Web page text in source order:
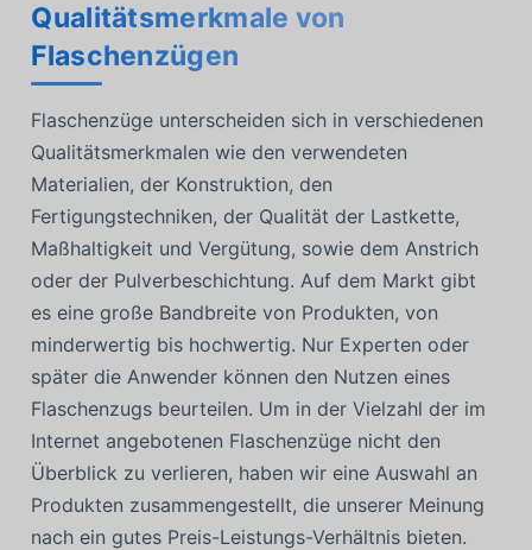
Qualitätsmerkmale von
Flaschenzügen
Flaschenzüge unterscheiden sich in verschiedenen
Qualitätsmerkmalen wie den verwendeten
Materialien, der Konstruktion, den
Fertigungstechniken, der Qualität der Lastkette,
Maßhaltigkeit und Vergütung, sowie dem Anstrich
oder der Pulverbeschichtung. Auf dem Markt gibt
es eine große Bandbreite von Produkten, von
minderwertig bis hochwertig. Nur Experten oder
später die Anwender können den Nutzen eines
Flaschenzugs beurteilen. Um in der Vielzahl der im
Internet angebotenen Flaschenzüge nicht den
Überblick zu verlieren, haben wir eine Auswahl an
Produkten zusammengestellt, die unserer Meinung
nach ein gutes Preis-Leistungs-Verhältnis bieten.